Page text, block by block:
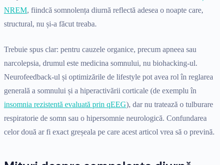
NREM, fiindcă somnolența diurnă reflectă adesea o noapte care,
structural, nu și-a făcut treaba.
Trebuie spus clar: pentru cauzele organice, precum apneea sau
narcolepsia, drumul este medicina somnului, nu biohacking-ul.
Neurofeedback-ul și optimizările de lifestyle pot avea rol în reglarea
generală a somnului și a hiperactivării corticale (de exemplu în
insomnia rezistentă evaluată prin qEEG), dar nu tratează o tulburare
respiratorie de somn sau o hipersomnie neurologică. Confundarea
celor două ar fi exact greșeala pe care acest articol vrea să o prevină.